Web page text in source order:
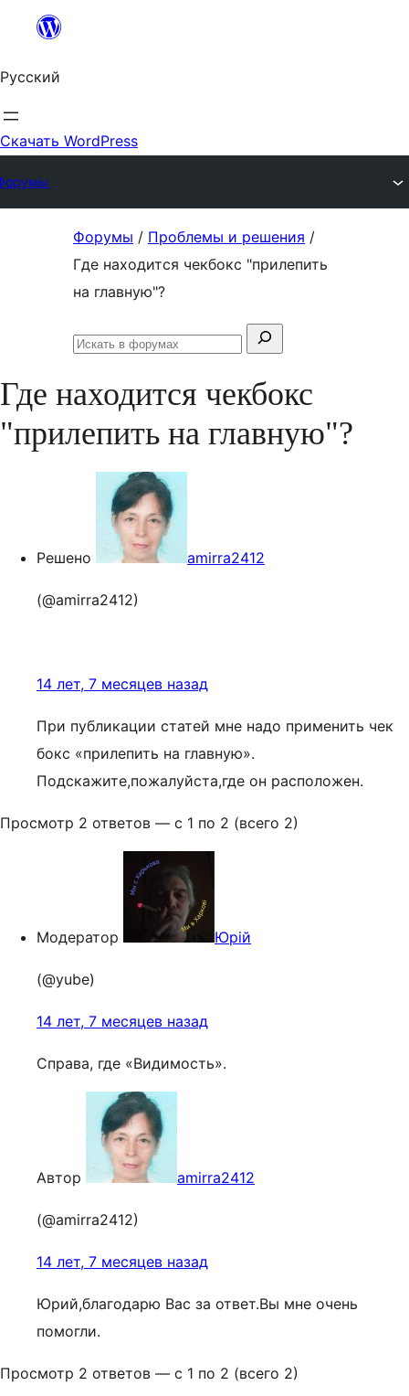
Перейти
содержимому
Русский
Скачать WordPress
содержимому
Форумы / Проблемы и решения /
Где находится чекбокс "прилепить
на главную"?
Поиск:
Искать
форумах
Где находится чекбокс
"прилепить на главную"?
Решено amirra2412
(@amirra2412)
14 лет, 7 месяцев назад
При публикации статей мне надо применить чек
бокс «прилепить на главную».
Подскажите,пожалуйста,где он расположен.
Просмотр 2 ответов — с 1 по 2 (всего 2)
Модератор Юрій
(@yube)
14 лет, 7 месяцев назад
Справа, где «Видимость».
Автор amirra2412
(@amirra2412)
14 лет, 7 месяцев назад
Юрий,благодарю Вас за ответ.Вы мне очень
помогли.
Просмотр 2 ответов — с 1 по 2 (всего 2)